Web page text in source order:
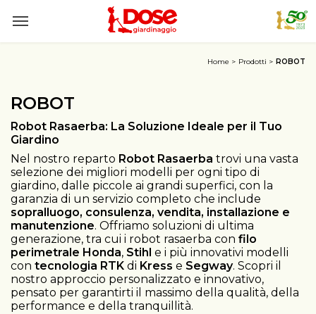
Home Prodotti ROBOT
ROBOT
Robot Rasaerba: La Soluzione Ideale per il Tuo
Giardino
Nel nostro reparto Robot Rasaerba trovi una vasta
selezione dei migliori modelli per ogni tipo di
giardino, dalle piccole ai grandi superfici, con la
garanzia di un servizio completo che include
sopralluogo, consulenza, vendita, installazione e
manutenzione. Offriamo soluzioni di ultima
generazione, tra cui i robot rasaerba con filo
perimetrale Honda, Stihl e i più innovativi modelli
con tecnologia RTK di Kress e Segway. Scopri il
nostro approccio personalizzato e innovativo,
pensato per garantirti il massimo della qualità, della
performance e della tranquillità.